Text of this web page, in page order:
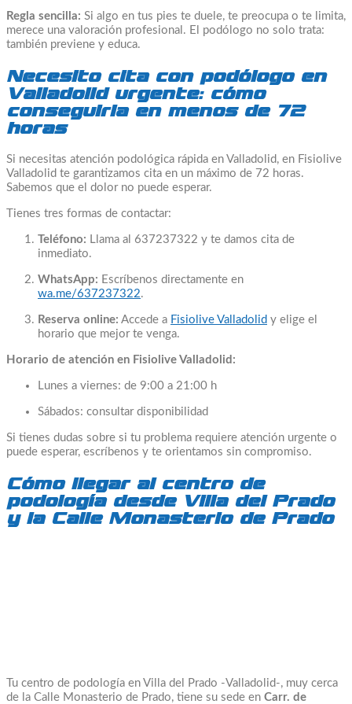
Regla sencilla: Si algo en tus pies te duele, te preocupa o te limita,
merece una valoración profesional. El podólogo no solo trata:
también previene y educa.
Necesito cita con podólogo en
Valladolid urgente: cómo
conseguirla en menos de 72
horas
Si necesitas atención podológica rápida en Valladolid, en Fisiolive
Valladolid te garantizamos cita en un máximo de 72 horas.
Sabemos que el dolor no puede esperar.
Tienes tres formas de contactar:
Teléfono: Llama al 637237322 y te damos cita de
inmediato.
WhatsApp: Escríbenos directamente en
wa.me/637237322.
Reserva online: Accede a Fisiolive Valladolid y elige el
horario que mejor te venga.
Horario de atención en Fisiolive Valladolid:
Lunes a viernes: de 9:00 a 21:00 h
Sábados: consultar disponibilidad
Si tienes dudas sobre si tu problema requiere atención urgente o
puede esperar, escríbenos y te orientamos sin compromiso.
Cómo llegar al centro de
podología desde Villa del Prado
y la Calle Monasterio de Prado
Tu centro de podología en Villa del Prado -Valladolid-, muy cerca
de la Calle Monasterio de Prado, tiene su sede en Carr. de